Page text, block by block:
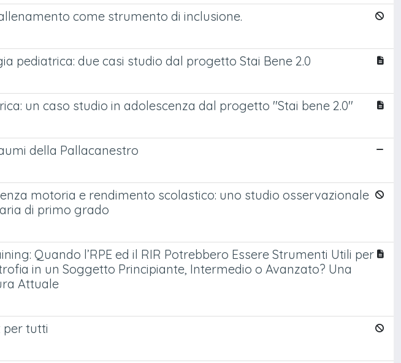
come strumento di inclusione.
pediatrica: due casi studio dal progetto Stai Bene 2.0
un caso studio in adolescenza dal progetto ''Stai bene 2.0''
della Pallacanestro
motoria e rendimento scolastico: uno studio osservazionale
di primo grado
Quando l’RPE ed il RIR Potrebbero Essere Strumenti Utili per
in un Soggetto Principiante, Intermedio o Avanzato? Una
Attuale
per tutti